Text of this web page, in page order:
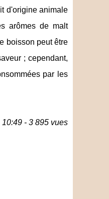
d'origine animale
arômes de malt
boisson peut être
; cependant,
par les
- 3 895 vues